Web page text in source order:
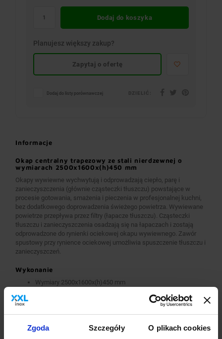
Zgoda Szczegóły O plikach cookies
Dodaj do koszyka
Planujesz większy zakup?
Zapytaj o ofertę
Dodaj do listy porównawczej
Informacje
Okap centralny trapezowy ze stali nierdzewnej o
wymiarach 2500x1600x(h)450 mm
Okapy wywiewne wychwytują i odprowadzają ciepło, parę i
zanieczyszczenia (głównie cząsteczki tłuszczu) powstające w
procesie gotowania, smażenia i pieczenia w profesjonalnej kuchni,
bez dodatkowego doprowadzenia świeżego powietrza. Wywiewane
powietrze przepływa przez filtry (łapacze tłuszczu). Cząsteczki
tłuszczu i zanieczyszczenia osadzają się na łapaczach i zostają
odprowadzone do rynienki ociekowej okapu wywiewnego. Zawór
spustowy przy rynience ociekowej umożliwia spuszczenie tłuszczu i
zanieczyszczeń.
Wykonanie
Wymiary 2500x1600x(h)450 mm
Okapy wywiewne o wymiarach A>2600 mm wykonane są w
wersji łączonej (skręcanej) z dwóch lub więcej przelotowych
Okapy wyposażone są w system otworów i zawiesi